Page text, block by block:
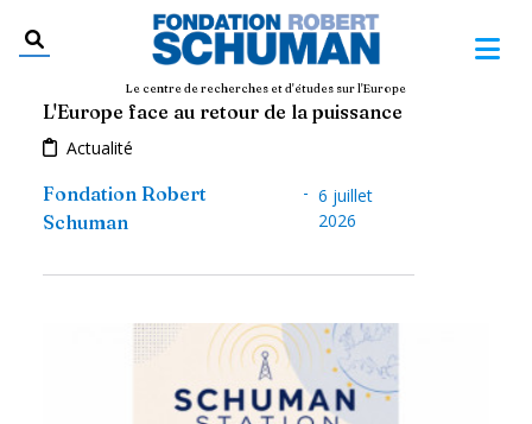
Le centre de recherches et d'études sur l'Europe
L'Europe face au retour de la puissance
Actualité
Fondation Robert
Schuman
- 6 juillet
2026